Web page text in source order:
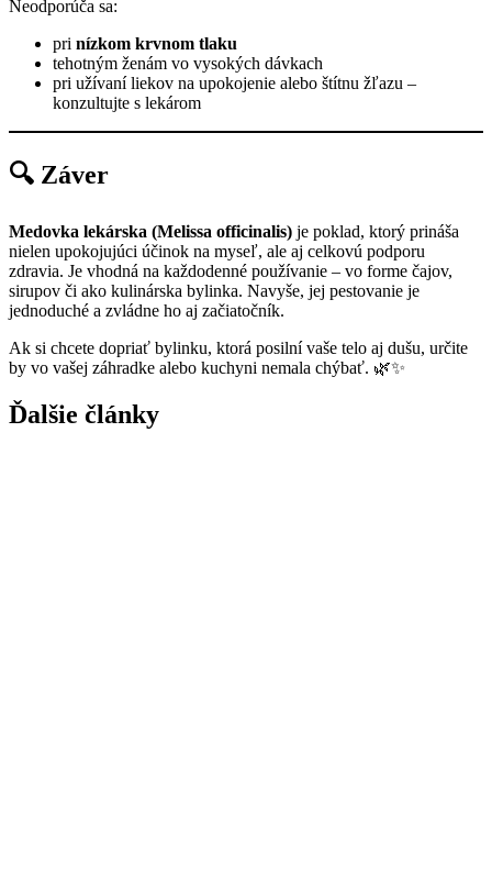
Neodporúča sa:
pri nízkom krvnom tlaku
tehotným ženám vo vysokých dávkach
pri užívaní liekov na upokojenie alebo štítnu žľazu –
konzultujte s lekárom
🔍 Záver
Medovka lekárska (Melissa officinalis) je poklad, ktorý prináša
nielen upokojujúci účinok na myseľ, ale aj celkovú podporu
zdravia. Je vhodná na každodenné používanie – vo forme čajov,
sirupov či ako kulinárska bylinka. Navyše, jej pestovanie je
jednoduché a zvládne ho aj začiatočník.
Ak si chcete dopriať bylinku, ktorá posilní vaše telo aj dušu, určite
by vo vašej záhradke alebo kuchyni nemala chýbať. 🌿✨
Ďalšie články